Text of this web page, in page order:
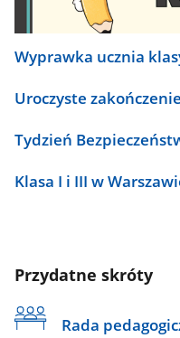
Wyprawka ucznia
Uroczyste
Tydzień
Klasa I i III w
Przydatne skróty
Rada